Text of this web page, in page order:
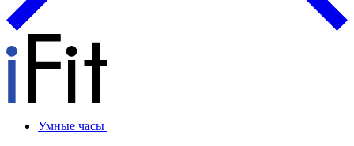
Умные часы